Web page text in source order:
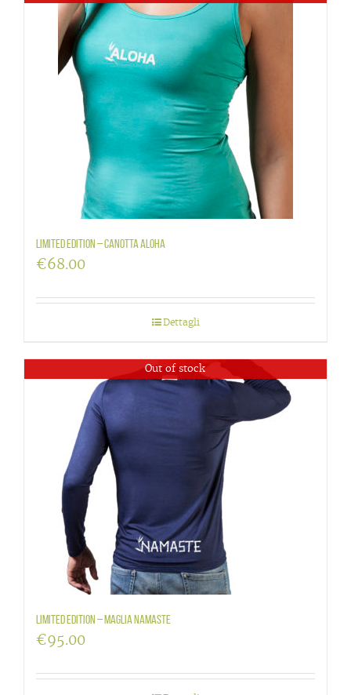
LIMITED EDITION – canotta Aloha
€68.00
Dettagli
Out of stock
LIMITED EDITION – maglia Namaste
€95.00